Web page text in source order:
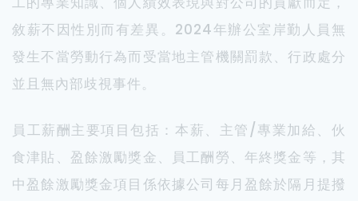
敘薪不因性別而有差異。2024年辦公室岸勤人員無
發生不當勞動行為而受當地主管機關罰款、行政處分
並且無內部歧視事件。
員工薪酬主要項目包括：本薪、主管/專業加給、伙
食津貼、盈餘激勵獎金、員工酬勞、年終獎金等，其
中盈餘激勵獎金項目係依據公司每月盈餘於隔月提撥